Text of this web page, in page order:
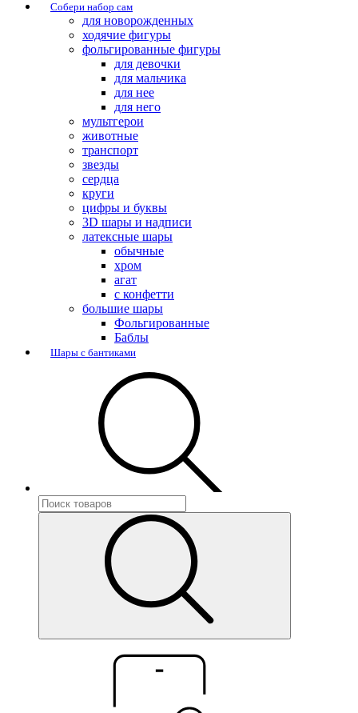
Собери набор сам
для новорожденных
ходячие фигуры
фольгированные фигуры
для девочки
для мальчика
для нее
для него
мультгерои
животные
транспорт
звезды
сердца
круги
цифры и буквы
3D шары и надписи
латексные шары
обычные
хром
агат
с конфетти
большие шары
Фольгированные
Баблы
Шары с бантиками